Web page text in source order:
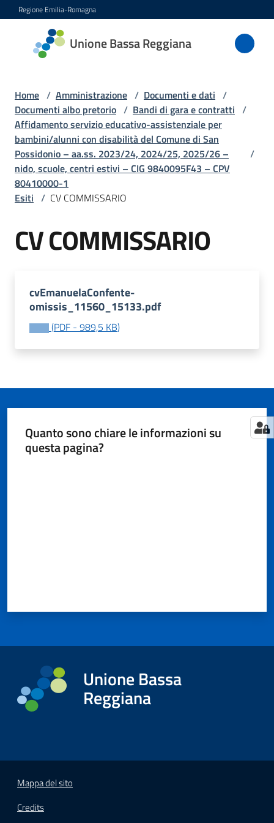
Vai al contenuto
Vai alla navigazione
Vai al footer
Regione Emilia-Romagna
Unione Bassa Reggiana
Unione
Bassa
Amministrazione
Menu selezionato
Novità
Servizi
Vivere
l'Unione
Tutti
argomenti...
Seguici
Home / Amministrazione / Documenti e dati /
Documenti albo pretorio / Bandi di gara e contratti /
Affidamento servizio educativo-assistenziale per
bambini/alunni con disabilità del Comune di San
Possidonio – aa.ss. 2023/24, 2024/25, 2025/26 –
nido, scuole, centri estivi – CIG 9840095F43 – CPV
80410000-1
/
Esiti / CV COMMISSARIO
CV COMMISSARIO
cvEmanuelaConfente-
omissis_11560_15133.pdf
(PDF - 989,5 KB)
Quanto sono chiare le informazioni su
questa pagina?
Unione Bassa
Reggiana
Mappa del sito
Credits